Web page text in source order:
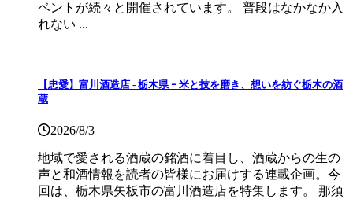
ベントが続々と開催されています。 普段はなかなか入
れない ...
【忠愛】富川酒造店 ‐ 栃木県 ｰ 米と技を磨き、想いを紡ぐ栃木の酒
蔵
2026/8/3
地域で愛される酒蔵の銘酒に着目し、酒蔵からの生の
声と和酒情報を読者の皆様にお届けする連載企画。今
回は、栃木県矢板市の富川酒造店を特集します。 那須